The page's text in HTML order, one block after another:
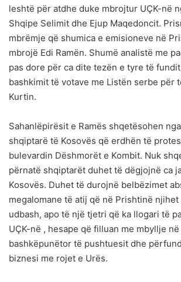
leshtë për atdhe duke mbrojtur UÇK-në
Shqipe Selimit dhe Ejup Maqedoncit.
mbrëmje që shumica e emisioneve në
mbrojë Edi Ramën. Shumë analistë me
pas dore për ca dite tezën e tyre të
bashkimit të votave me Listën serbe për
Kurtin.
Sahanlëpirësit e Ramës shqetësohen
shqiptarë të Kosovës që erdhën të
bulevardin Dëshmorët e Kombit. Nuk
përnatë shqiptarët duhet të dëgjojnë ca
Kosovës. Duhet të durojnë belbëzimet
megalomane të atij që në Prishtinë
udbash, apo të një tjetri që ka llogari të
UÇK-në , hesape që filluan me mbyllje
bashkëpunëtor të pushtuesit dhe
biznesi me rojet e Urës.